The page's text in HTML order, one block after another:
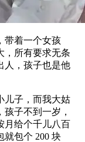
带着一个女孩
，所有要求无条
人，孩子也是他
儿子，而我大姑
子不到一岁，
月给个千儿八百
就包个 200 块